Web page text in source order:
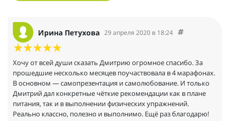
Ирина Петухова 29 апреля 2020 в 18:24
Хочу от всей души сказать Дмитрию огромное спасибо. За
прошедшие несколько месяцев поучаствовала в 4 марафонах.
В основном — самопрезентация и самолюбование. И только
Дмитрий дал конкретные чёткие рекомендации как в плане
питания, так и в выполнении физических упражнений.
Реально классно, полезно и выполнимо. Ещё раз благодарю!